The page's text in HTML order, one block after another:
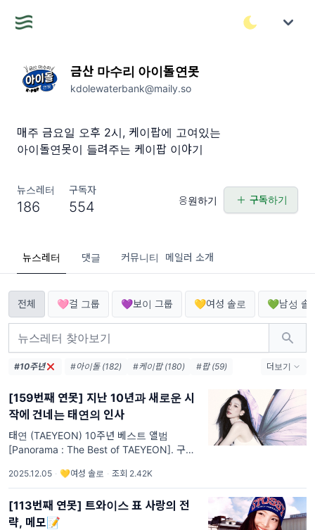
금산 마수리 아이돌연못
kdolewaterbank@maily.so
매주 금요일 오후 2시, 케이팝에 고여있는
아이돌연못이 들려주는 케이팝 이야기
뉴스레터
186
구독자
554 응원하기 구독하기
뉴스레터 댓글 커뮤니티 메일러 소개
전체 🩷걸 그룹 💜보이 그룹 💛여성 솔로 💚남성 솔
#10주년 #아이돌 (182) #케이팝 (180)
#팝 (59)
#HYBE (29)
#힙합 (28)
#에스엠 (27)
#SM Ent (23)
#POP (16)
#jyp (15)
#댄스 (13) #연말결산 (12)
더보기
[159번째 연못] 지난 10년과 새로운 시
작에 건네는 태연의 인사
태연 (TAEYEON) 10주년 베스트 앨범
[Panorama : The Best of TAEYEON]. 구독
기해 볼 앨범은 태연 (TAEYEON)의 10주년 베
스트 앨범 [Panorama : The Best of
TAEYEON]입니
2025.12.05 · 💛여성 솔로 · 조회 2.42K
[113번째 연못] 트와이스 표 사랑의 전
략, 메모📝